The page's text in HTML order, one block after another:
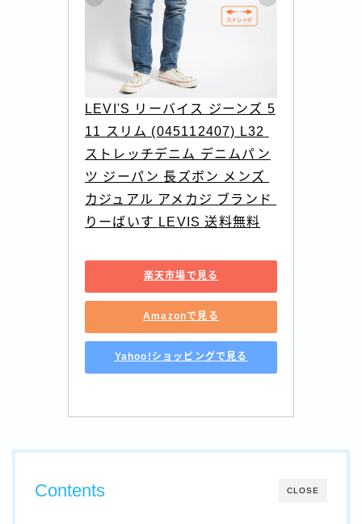
LEVI'S リーバイス ジーンズ 5
11 スリム (045112407) L32
ストレッチデニム デニムパン
ツ ジーパン 長ズボン メンズ
カジュアル アメカジ ブランド
りーばいす LEVIS 送料無料
楽天市場で見る
Amazonで見る
Yahoo!ショッピングで見る
CLOSE
Contents